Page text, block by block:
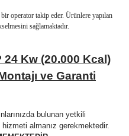
operator takip eder. Ürünlere yapılan
sağlamaktadır.
Kw (20.000 Kcal)
ve Garanti
bulunan yetkili
almanız gerekmektedir.